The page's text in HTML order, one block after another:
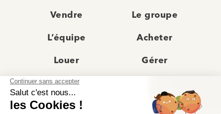
Vendre Le groupe
L’équipe Acheter
Louer Gérer
Actualités
Recrutement Avis clients